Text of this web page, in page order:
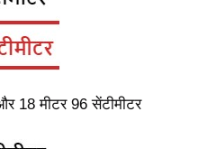
18 मीटर 96 सेंटीमीटर